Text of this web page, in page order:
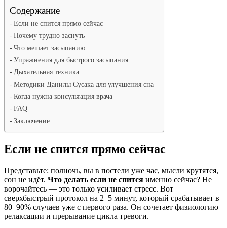
Содержание
Если не спится прямо сейчас
Почему трудно заснуть
Что мешает засыпанию
Упражнения для быстрого засыпания
Дыхательная техника
Методики Данилы Сусака для улучшения сна
Когда нужна консультация врача
FAQ
Заключение
Если не спится прямо сейчас
Представьте: полночь, вы в постели уже час, мысли крутятся,
сон не идёт. Что делать если не спится именно сейчас? Не
ворочайтесь — это только усиливает стресс. Вот
сверхбыстрый протокол на 2–5 минут, который срабатывает в
80–90% случаев уже с первого раза. Он сочетает физиологию
релаксации и прерывание цикла тревоги.